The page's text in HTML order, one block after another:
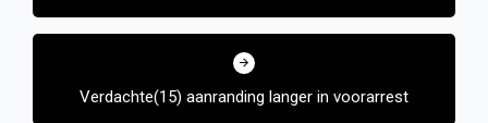
Verdachte(15) aanranding langer in voorarrest